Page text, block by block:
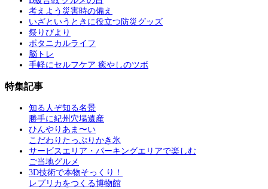
考えよう災害時の備え
いざというときに役立つ防災グッズ
祭りびより
ボタニカルライフ
脳トレ
手軽にセルフケア 癒やしのツボ
特集記事
知る人ぞ知る名景
勝手に紀州穴場遺産
ひんやりあま〜い
こだわりたっぷりかき氷
サービスエリア・パーキングエリアで楽しむ
ご当地グルメ
3D技術で本物そっくり！
レプリカをつくる博物館